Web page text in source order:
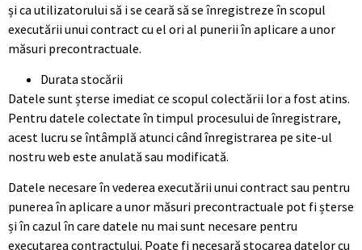
și ca utilizatorului să i se ceară să se înregistreze în scopul
executării unui contract cu el ori al punerii în aplicare a unor
măsuri precontractuale.
Durata stocării
Datele sunt șterse imediat ce scopul colectării lor a fost atins.
Pentru datele colectate în timpul procesului de înregistrare,
acest lucru se întâmplă atunci când înregistrarea pe site-ul
nostru web este anulată sau modificată.
Datele necesare în vederea executării unui contract sau pentru
punerea în aplicare a unor măsuri precontractuale pot fi șterse
și în cazul în care datele nu mai sunt necesare pentru
executarea contractului. Poate fi necesară stocarea datelor cu